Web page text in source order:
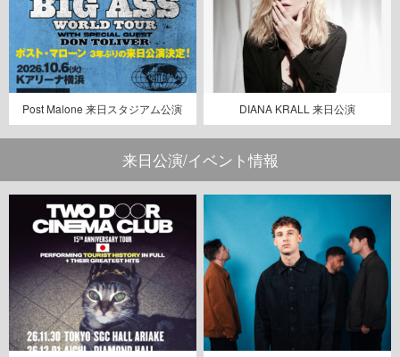
Post Malone 来日スタジアム公演 DIANA KRALL 来日公演
来日公演/イベント情報